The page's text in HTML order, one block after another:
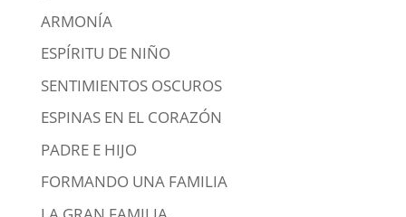
ARMONÍA
ESPÍRITU DE NIÑO
SENTIMIENTOS OSCUROS
ESPINAS EN EL CORAZÓN
PADRE E HIJO
FORMANDO UNA FAMILIA